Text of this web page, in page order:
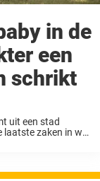
in de
een
schrikt
uit een stad
laatste zaken in wat